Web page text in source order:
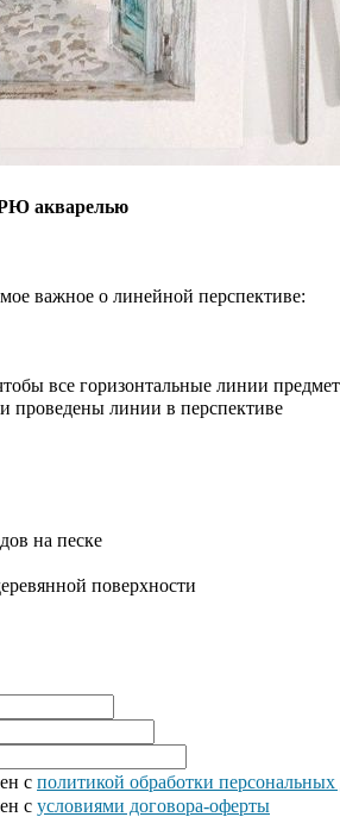
акварелью
важное о линейной перспективе:
все горизонтальные линии
проведены линии в перспективе
на песке
поверхности
с политикой обработки
с условиями договора-оферты